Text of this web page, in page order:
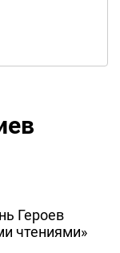
Героев
чтениями»